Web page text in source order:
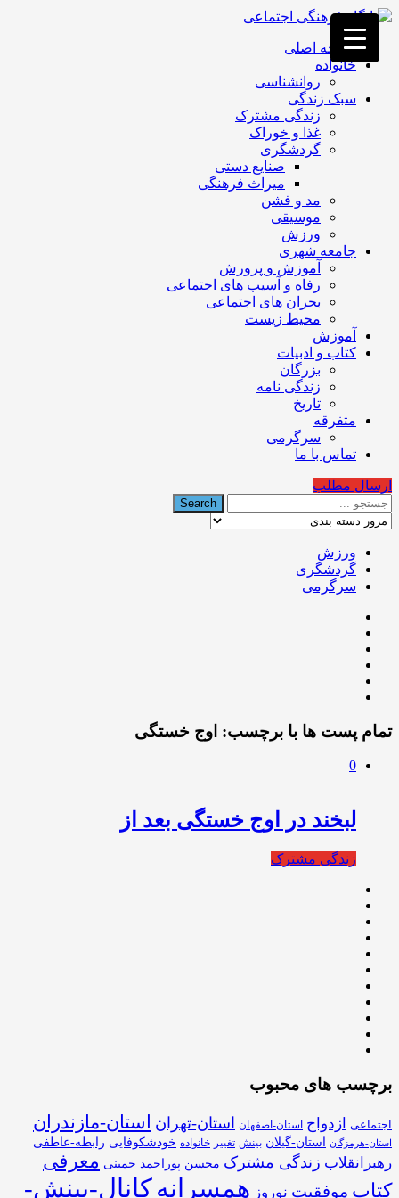
فصد
خون
غرب
تهران
خشکشویی
تصفیه
تهران
صفحه اصلی
خانواده
روانشناسی
سبک زندگی
زندگی مشترک
غذا و خوراک
گردشگری
صنایع دستی
میراث فرهنگی
مد و فشن
موسیقی
ورزش
جامعه شهری
آموزش و پرورش
رفاه و آسیب های اجتماعی
بحران های اجتماعی
محیط زیست
آموزش
کتاب و ادبیات
بزرگان
زندگی نامه
تاریخ
متفرقه
سرگرمی
تماس با ما
ارسال مطلب
ورزش
گردشگری
سرگرمی
تمام پست ها با برچسب: اوج خستگی
0
لبخند در اوج خستگی بعد از
زندگی مشترک
برچسب های محبوب
اجتماعی ازدواج استان-اصفهان استان-تهران استان-مازندران
استان-هرمزگان استان-گیلان بینش تغییر خانواده خودشکوفایی رابطه-عاطفی
رهبرانقلاب زندگی مشترک محسن پوراحمد خمینی معرفی
کتاب موفقیت نوروز همسرانهکانال-بینش-